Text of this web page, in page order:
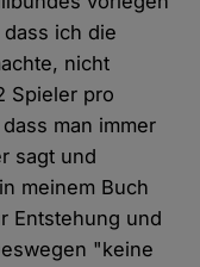
ich die
nicht
Spieler pro
man immer
sagt und
meinem Buch
Entstehung und
"keine